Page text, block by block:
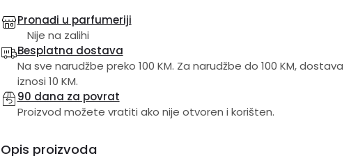
Pronađi u parfumeriji
Nije na zalihi
Besplatna dostava
Na sve narudžbe preko 100 KM. Za narudžbe do 100 KM, dostava
iznosi 10 KM.
90 dana za povrat
Proizvod možete vratiti ako nije otvoren i korišten.
Opis proizvoda